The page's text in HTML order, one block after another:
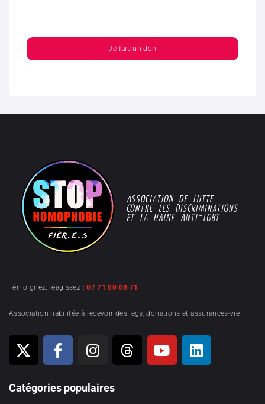
Je fais un don
Témoignez, réagissez :07 71 80 08 71
Association habilitée à recevoir des legs, donations et assurances-vie
Catégories populaires